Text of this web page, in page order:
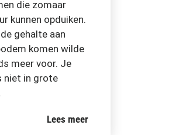
die zomaar
kunnen opduiken.
gehalte aan
komen wilde
meer voor. Je
niet in grote
Lees meer